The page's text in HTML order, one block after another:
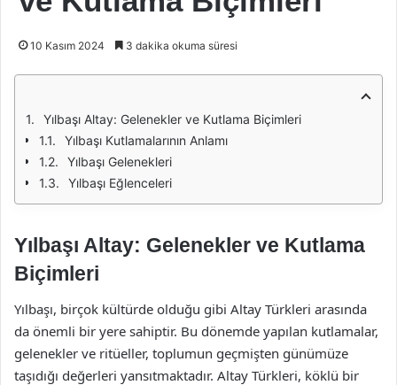
10 Kasım 2024 3 dakika okuma süresi
Yılbaşı Altay: Gelenekler ve Kutlama Biçimleri
Yılbaşı Kutlamalarının Anlamı
Yılbaşı Gelenekleri
Yılbaşı Eğlenceleri
Yılbaşı Altay: Gelenekler ve Kutlama
Biçimleri
Yılbaşı, birçok kültürde olduğu gibi Altay Türkleri arasında
da önemli bir yere sahiptir. Bu dönemde yapılan kutlamalar,
gelenekler ve ritüeller, toplumun geçmişten günümüze
taşıdığı değerleri yansıtmaktadır. Altay Türkleri, köklü bir